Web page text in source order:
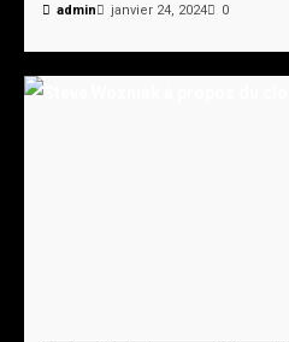
admin janvier 24, 2024 0